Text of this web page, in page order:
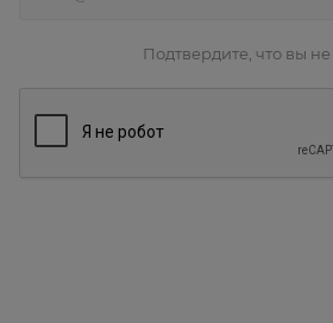
Подтвердите, что вы